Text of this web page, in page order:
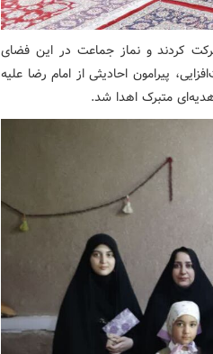
کردند و نماز جماعت در این فضای
پیرامون احادیثی از امام رضا علیه
متبرک اهدا شد.